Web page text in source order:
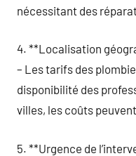
nécessitant des
4. **Localisation
– Les tarifs des
disponibilité des
villes, les coûts
5. **Urgence de